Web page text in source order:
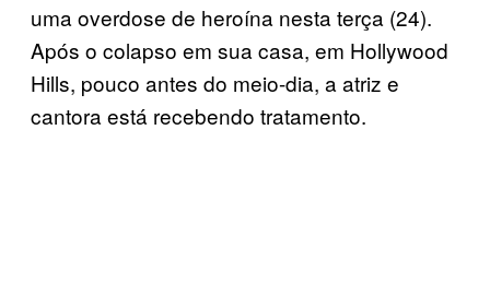
uma overdose de heroína nesta terça (24).
Após o colapso em sua casa, em Hollywood
Hills, pouco antes do meio-dia, a atriz e
cantora está recebendo tratamento.